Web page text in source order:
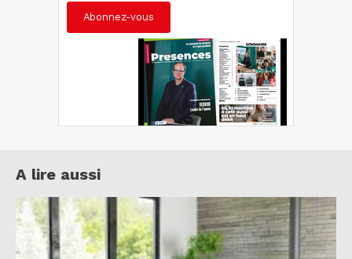
Abonnez-vous
A lire aussi